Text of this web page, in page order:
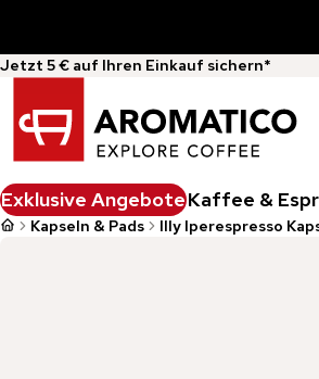
Jetzt 5 € auf Ihren Einkauf sichern*
Exklusive AngeboteKaffee &
Kapseln & Pads Illy Iperespresso